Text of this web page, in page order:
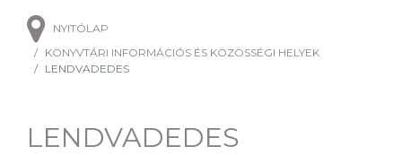
NYITÓLAP
KÖNYVTÁRI INFORMÁCIÓS ÉS KÖZÖSSÉGI HELYEK
LENDVADEDES
LENDVADEDES